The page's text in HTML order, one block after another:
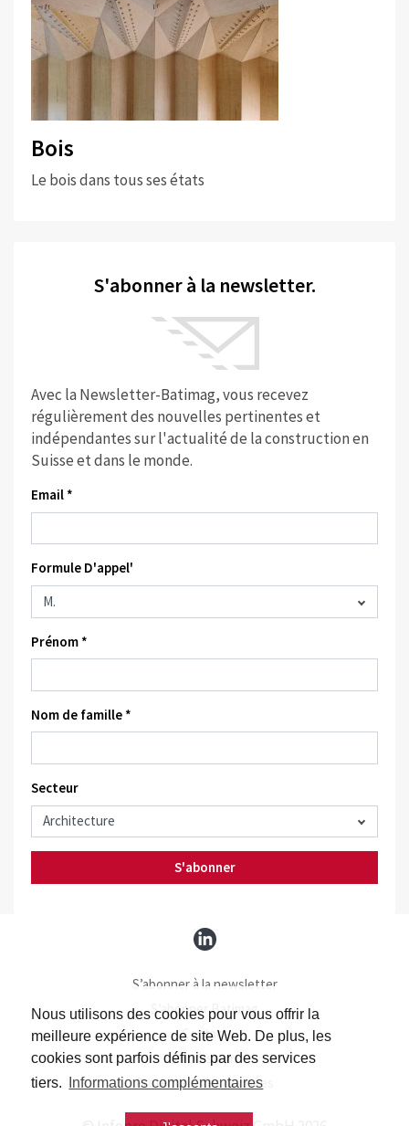
Nous utilisons des cookies pour vous offrir la
meilleure expérience de site Web. De plus, les
cookies sont parfois définis par des services
tiers.
Informations complémentaires
Bois
Le bois dans tous ses états
S'abonner à la newsletter.
Avec la Newsletter-Batimag, vous recevez
régulièrement des nouvelles pertinentes et
indépendantes sur l'actualité de la construction en
Suisse et dans le monde.
Email *
Formule D'appel'
Prénom *
Nom de famille *
Secteur
S'abonner
S’abonner à la newsletter
S’abonner Batimag
Contact
Impressum
Protection des données